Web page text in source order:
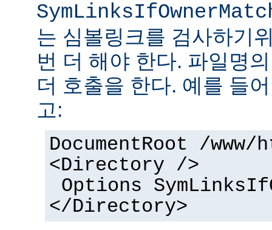
는 심볼링크를 검사하기
번 더 해야 한다. 파일명
더 호출을 한다. 예를 들
고:
DocumentRoot /www/
<Directory />
Options
</Directory>